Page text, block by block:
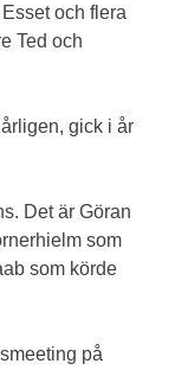
och flera
Ted och
gick i år
Det är Göran
som
som körde
på